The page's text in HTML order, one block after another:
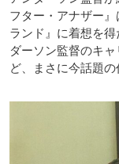
フター・アナザー
ランド』に着想を
ダーソン監督のキ
ど、まさに今話題の